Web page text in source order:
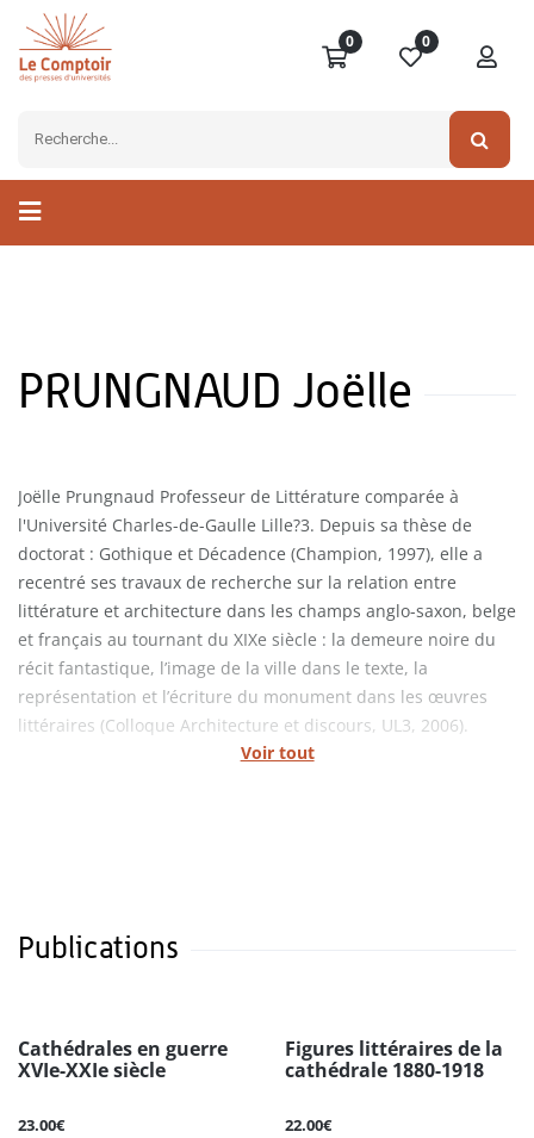
0 0
PRUNGNAUD Joëlle
Voir tout
Joëlle Prungnaud Professeur de Littérature comparée à
l'Université Charles-de-Gaulle Lille?3. Depuis sa thèse de
doctorat : Gothique et Décadence (Champion, 1997), elle a
recentré ses travaux de recherche sur la relation entre
littérature et architecture dans les champs anglo-saxon, belge
et français au tournant du XIXe siècle : la demeure noire du
récit fantastique, l’image de la ville dans le texte, la
représentation et l’écriture du monument dans les œuvres
littéraires (Colloque Architecture et discours, UL3, 2006).
Publications
Cathédrales en guerre
XVIe-XXIe siècle
23.00€
Figures littéraires de la
cathédrale 1880-1918
22.00€